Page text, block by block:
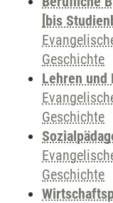
[bis
Geschichte
Lehren und
Geschichte
Geschichte